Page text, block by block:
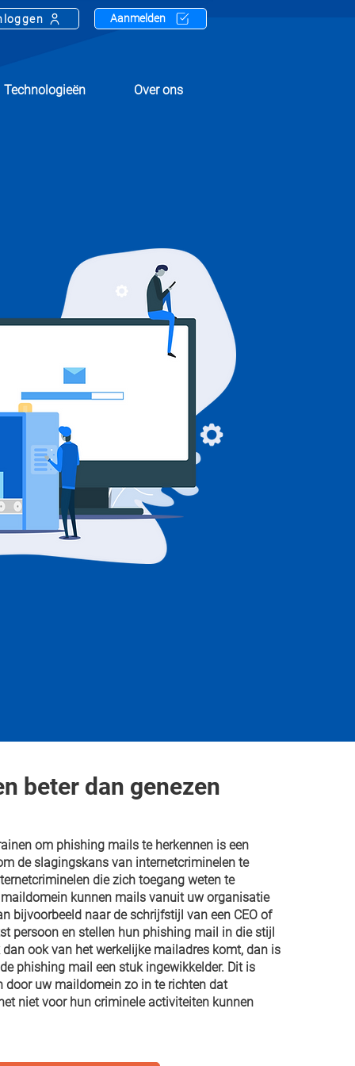
Aanmelden
Technologieën Over ons
beter dan genezen
om phishing mails te herkennen is een
de slagingskans van internetcriminelen te
die zich toegang weten te
kunnen mails vanuit uw organisatie
bijvoorbeeld naar de schrijfstijl van een CEO of
persoon en stellen hun phishing mail in die stijl
ook van het werkelijke mailadres komt, dan is
phishing mail een stuk ingewikkelder. Dit is
door uw maildomein zo in te richten dat
niet voor hun criminele activiteiten kunnen